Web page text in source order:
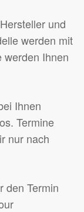
und
werden mit
werden Ihnen
Ihnen
Termine
nur nach
den Termin